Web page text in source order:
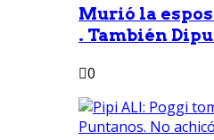
Murió la
. También
0